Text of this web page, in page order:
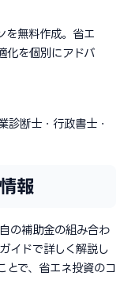
を無料作成。省エ
化を個別にアドバ
診断士・行政書士・
報
の補助金の組み合わ
イドで詳しく解説し
とで、省エネ投資のコ